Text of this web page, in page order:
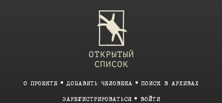
О ПРОЕКТЕ ДОБАВИТЬ ЧЕЛОВЕКА ПОИСК В АРХИВАХ
ЗАРЕГИСТРИРОВАТЬСЯ ВОЙТИ